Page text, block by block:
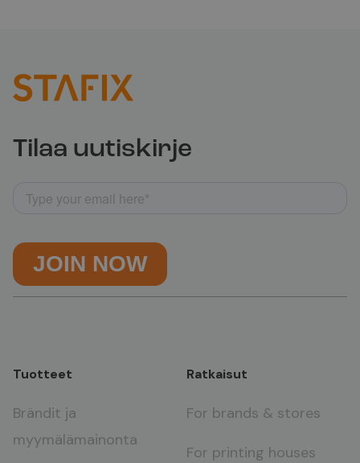
Tilaa uutiskirje
Tuotteet
Brändit ja
myymälämainonta
Ratkaisut
For brands & stores
For printing houses